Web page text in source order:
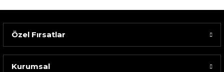
Özel Fırsatlar
Kurumsal